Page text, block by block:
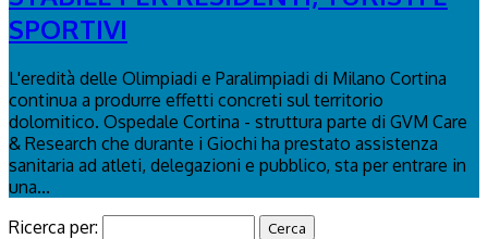
SPORTIVI
L'eredità delle Olimpiadi e Paralimpiadi di Milano Cortina
continua a produrre effetti concreti sul territorio
dolomitico. Ospedale Cortina - struttura parte di GVM Care
& Research che durante i Giochi ha prestato assistenza
sanitaria ad atleti, delegazioni e pubblico, sta per entrare in
una...
Ricerca per: